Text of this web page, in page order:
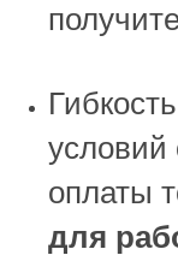
условий
оплаты
для